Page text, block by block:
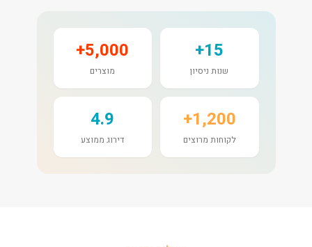
15+
שנות ניסיון
5,000+
מוצרים
1,200+
לקוחות מרוצים
4.9
דירוג ממוצע